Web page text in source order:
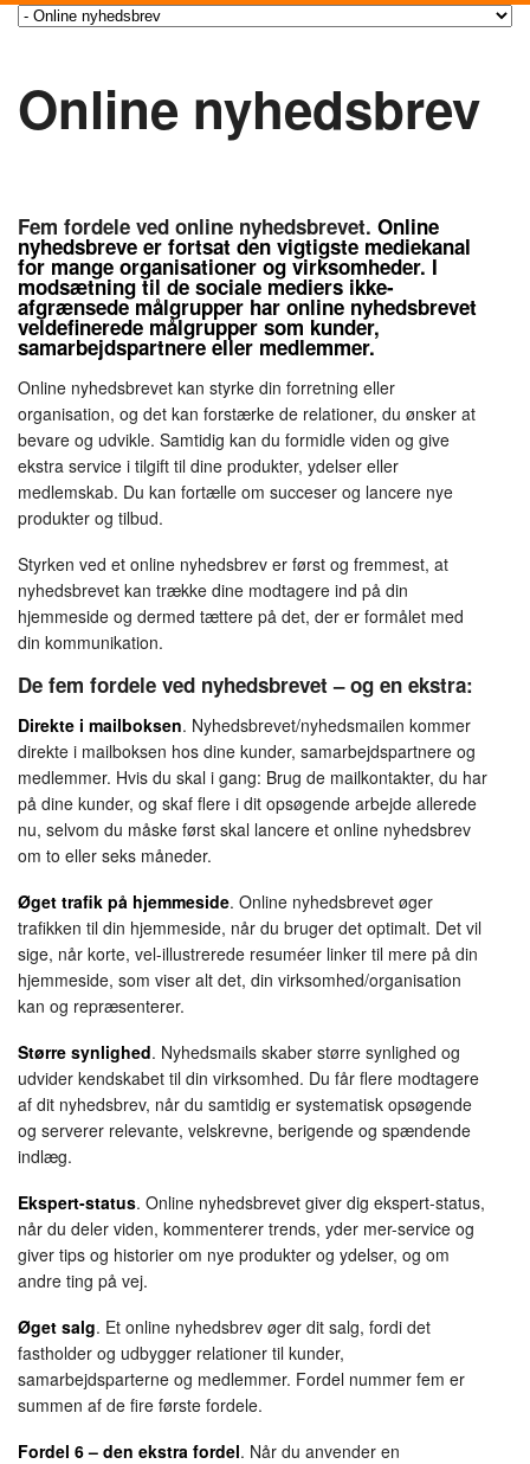
Online nyhedsbrev
Fem fordele ved online nyhedsbrevet. Online
nyhedsbreve er fortsat den vigtigste mediekanal
for mange organisationer og virksomheder. I
modsætning til de sociale mediers ikke-
afgrænsede målgrupper har online nyhedsbrevet
veldefinerede målgrupper som kunder,
samarbejdspartnere eller medlemmer.
Online nyhedsbrevet kan styrke din forretning eller
organisation, og det kan forstærke de relationer, du ønsker at
bevare og udvikle. Samtidig kan du formidle viden og give
ekstra service i tilgift til dine produkter, ydelser eller
medlemskab. Du kan fortælle om succeser og lancere nye
produkter og tilbud.
Styrken ved et online nyhedsbrev er først og fremmest, at
nyhedsbrevet kan trække dine modtagere ind på din
hjemmeside og dermed tættere på det, der er formålet med
din kommunikation.
De fem fordele ved nyhedsbrevet – og en ekstra:
Direkte i mailboksen. Nyhedsbrevet/nyhedsmailen kommer
direkte i mailboksen hos dine kunder, samarbejdspartnere og
medlemmer. Hvis du skal i gang: Brug de mailkontakter, du har
på dine kunder, og skaf flere i dit opsøgende arbejde allerede
nu, selvom du måske først skal lancere et online nyhedsbrev
om to eller seks måneder.
Øget trafik på hjemmeside. Online nyhedsbrevet øger
trafikken til din hjemmeside, når du bruger det optimalt. Det vil
sige, når korte, vel-illustrerede resuméer linker til mere på din
hjemmeside, som viser alt det, din virksomhed/organisation
kan og repræsenterer.
Større synlighed. Nyhedsmails skaber større synlighed og
udvider kendskabet til din virksomhed. Du får flere modtagere
af dit nyhedsbrev, når du samtidig er systematisk opsøgende
og serverer relevante, velskrevne, berigende og spændende
indlæg.
Ekspert-status. Online nyhedsbrevet giver dig ekspert-status,
når du deler viden, kommenterer trends, yder mer-service og
giver tips og historier om nye produkter og ydelser, og om
andre ting på vej.
Øget salg. Et online nyhedsbrev øger dit salg, fordi det
fastholder og udbygger relationer til kunder,
samarbejdsparterne og medlemmer. Fordel nummer fem er
summen af de fire første fordele.
Fordel 6 – den ekstra fordel. Når du anvender en